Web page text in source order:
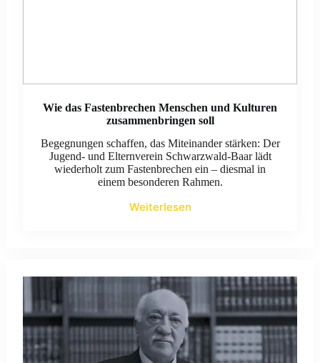
Wie das Fastenbrechen Menschen und Kulturen
zusammenbringen soll
Begegnungen schaffen, das Miteinander stärken: Der
Jugend- und Elternverein Schwarzwald-Baar lädt
wiederholt zum Fastenbrechen ein – diesmal in
einem besonderen Rahmen.
Weiterlesen